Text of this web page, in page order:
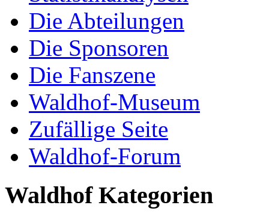
Die Abteilungen
Die Sponsoren
Die Fanszene
Waldhof-Museum
Zufällige Seite
Waldhof-Forum
Waldhof Kategorien